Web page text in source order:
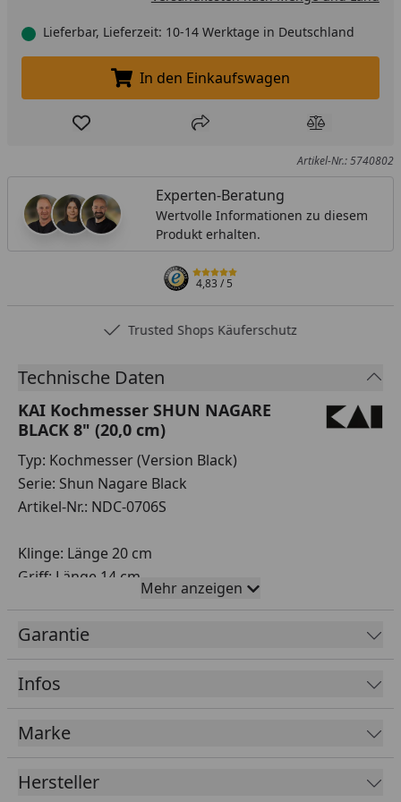
Lieferbar, Lieferzeit: 10-14 Werktage in Deutschland
In den Einkaufswagen legen
In den Einkaufswagen
Produkt zur Wunschliste hinzufügen
Teilen Produkt
Artikel-Nr.: 5740802
Experten-Beratung
Wertvolle Informationen zu diesem
Produkt erhalten.
4,83/ 5
Trusted Shops Käuferschutz
Technische Daten
KAI Kochmesser SHUN NAGARE
BLACK 8" (20,0 cm)
Typ: Kochmesser (Version Black)
Serie: Shun Nagare Black
Artikel-Nr.: NDC-0706S
Klinge: Länge 20 cm
Griff: Länge 14 cm
Griffmaterial: Pakkaholz, schwarz
Rockwell-Härte: 61 (±1) HRC
Kategorie: High End Serie
Mehr anzeigen
Garantie
Infos
Marke
Hersteller